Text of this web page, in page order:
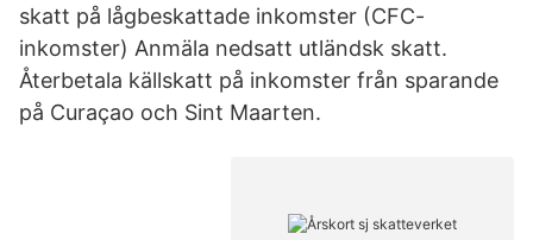
skatt på lågbeskattade inkomster (CFC-
inkomster) Anmäla nedsatt utländsk skatt.
Återbetala källskatt på inkomster från sparande
på Curaçao och Sint Maarten.